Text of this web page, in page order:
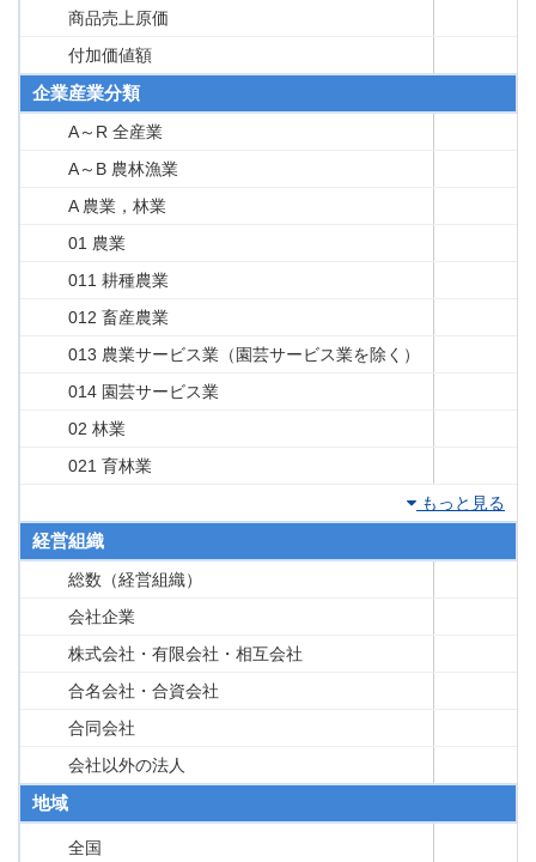
商品売上原価
付加価値額
企業産業分類
A～R 全産業
A～B 農林漁業
A 農業，林業
01 農業
011 耕種農業
012 畜産農業
013 農業サービス業（園芸サービス業を除く）
014 園芸サービス業
02 林業
021 育林業
もっと見る
経営組織
総数（経営組織）
会社企業
株式会社・有限会社・相互会社
合名会社・合資会社
合同会社
会社以外の法人
地域
全国